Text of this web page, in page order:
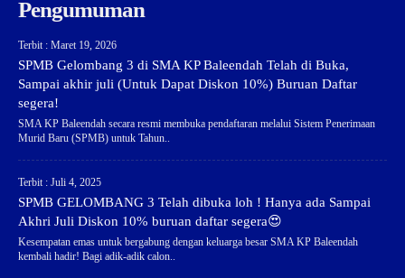
Pengumuman
Terbit : Maret 19, 2026
SPMB Gelombang 3 di SMA KP Baleendah Telah di Buka,
Sampai akhir juli (Untuk Dapat Diskon 10%) Buruan Daftar
segera!
SMA KP Baleendah secara resmi membuka pendaftaran melalui Sistem Penerimaan
Murid Baru (SPMB) untuk Tahun..
Terbit : Juli 4, 2025
SPMB GELOMBANG 3 Telah dibuka loh ! Hanya ada Sampai
Akhri Juli Diskon 10% buruan daftar segera😍
Kesempatan emas untuk bergabung dengan keluarga besar SMA KP Baleendah
kembali hadir! Bagi adik-adik calon..